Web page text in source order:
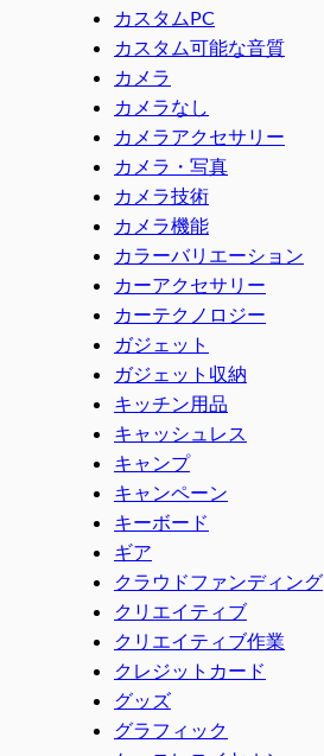
カスタムPC
カスタム可能な音質
カメラ
カメラなし
カメラアクセサリー
カメラ・写真
カメラ技術
カメラ機能
カラーバリエーション
カーアクセサリー
カーテクノロジー
ガジェット
ガジェット収納
キッチン用品
キャッシュレス
キャンプ
キャンペーン
キーボード
ギア
クラウドファンディング
クリエイティブ
クリエイティブ作業
クレジットカード
グッズ
グラフィック